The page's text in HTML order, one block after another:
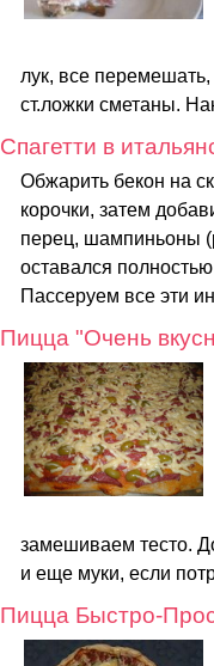
лук, все
ст.ложки сметаны.
Спагетти в
Обжарить бекон на
корочки, затем
перец, шампиньоны
оставался
Пассеруем все эти
Пицца "Очень
замешиваем тесто.
и еще муки, если
Пицца Быстро-